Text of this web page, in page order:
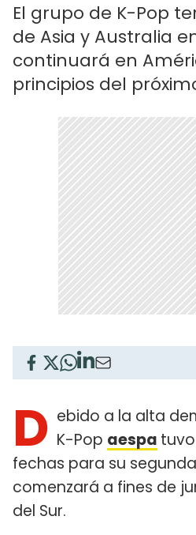
El grupo de K-Pop
de Asia y Australia
continuará en
principios del
D ebido a la alta
K-Pop aespa
fechas para su
comenzará a fines de
del Sur.